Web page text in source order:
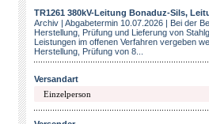
TR1261 380kV-Leitung Bonaduz-Sils,
Archiv | Abgabetermin 10.07.2026 | Bei der
Herstellung, Prüfung und Lieferung von
Leistungen im offenen Verfahren vergeben
Herstellung, Prüfung von 8...
Versandart